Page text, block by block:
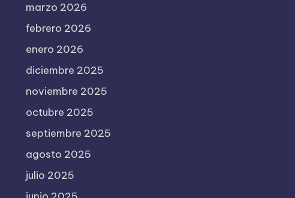
marzo 2026
febrero 2026
enero 2026
diciembre 2025
noviembre 2025
octubre 2025
septiembre 2025
agosto 2025
julio 2025